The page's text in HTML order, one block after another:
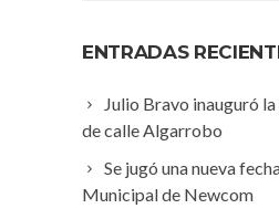
ENTRADAS
Julio Bravo inauguró
de calle Algarrobo
Se jugó una nueva
Municipal de Newcom